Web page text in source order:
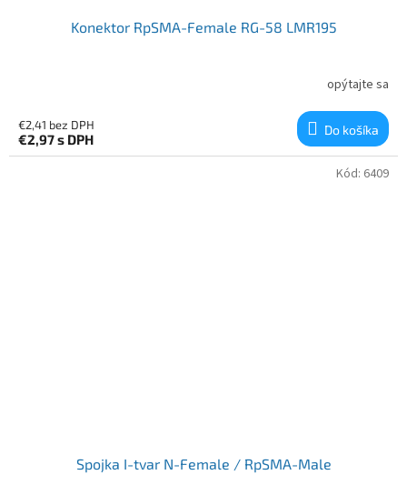
Konektor RpSMA-Female RG-58 LMR195
opýtajte sa
€2,41 bez DPH
€2,97s DPH
Do košíka
Spojka I-tvar N-Female / RpSMA-Male
Kód: 6409